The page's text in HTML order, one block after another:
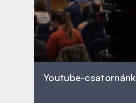
Youtube-csatornánk